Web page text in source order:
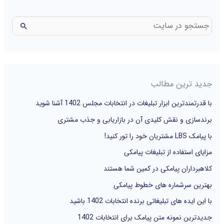
ج
و
ب
ر
ا
ی
:
جدید ترین مطالب
با قدرتمندترین ابزار تبلیغات در انتخابات مجلس 1402 آشنا شوید
برندسازی و نقش کلیدی آن در بازاریابی و جذب مشتری
با پیامک LBS مشتریان خود را تور کنید!
مزایای استفاده از تبلیغات پیامکی
کلاهبرداران پیامکی در کمین شما هستند
بهترین سرشماره های خطوط پیامکی
با این ایده های تبلیغاتی برنده انتخابات 1402 باشید
جدیدترین نمونه متن پیامک برای انتخابات 1402